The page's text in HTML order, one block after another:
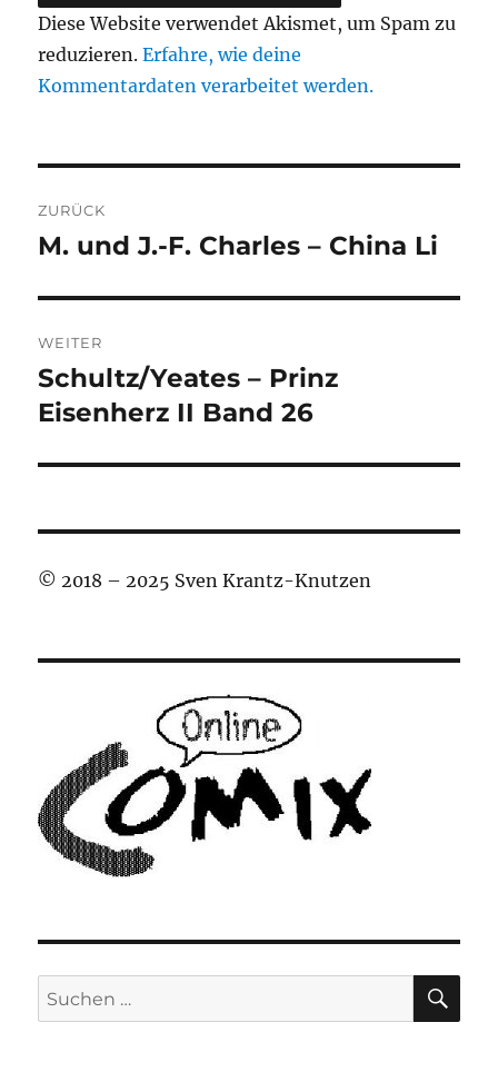
Diese Website verwendet Akismet, um Spam zu
reduzieren.Erfahre, wie deine
Kommentardaten verarbeitet werden.
ZURÜCK
Vorheriger
M. und J.-F. Charles – China Li
WEITER
Nächster
Beitrag:
Schultz/Yeates – Prinz
Eisenherz II Band 26
© 2018 – 2025 Sven Krantz-Knutzen
Suchen
nach: